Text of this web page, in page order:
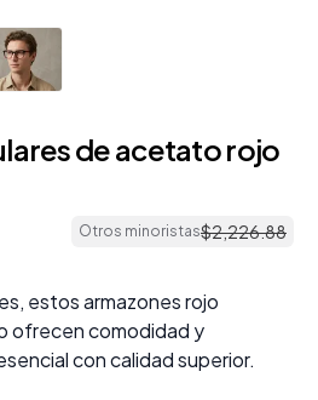
de acetato rojo
Otros minoristas$2,226.88
estos armazones rojo
ofrecen comodidad y
con calidad superior.